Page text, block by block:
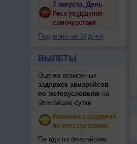
7 августа, День
Риск ухудшения
самочувствия
Подробно на 14 дней
ВЫЛЕТЫ
Оценка возможных
задержек авиарейсов
по метеоусловиям на
ближайшие сутки
Возможны задержки
по метеоустовиям
Погода по ближайшим